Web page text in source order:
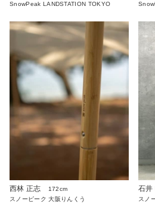
SnowPeak LANDSTATION TOKYO
西林 正志
172cm
スノーピーク 大阪りんくう
石井
スノ